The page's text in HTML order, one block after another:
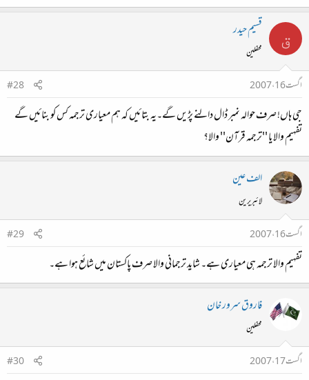
ق قسیم حیدر
محفلین
اگست 16، 2007
#28
جی ہاں! صرف حوالہ نمبر ڈال دالنے پڑیں گے۔یہ بتائیں کہ ہم معیاری ترجمہ کس کو بنائیں گے
تفہیم والا یا ''ترجمہ قرآن'' والا؟
الف عین
لائبریرین
اگست 16، 2007
#29
تفہیم والا ترجمہ ہی معیاری ہے۔ شاید ترجمانی والا صرف پاکستان میں شائع ہوا ہے۔
فاروق سرور خان
محفلین
اگست 17، 2007
#30